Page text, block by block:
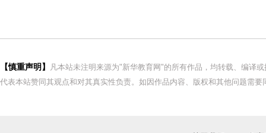
【慎重声明】
凡本站未注明来源为"新华教育网"的所有作品，均转载、编译
代表本站赞同其观点和对其真实性负责。如因作品内容、版权和其他问题需